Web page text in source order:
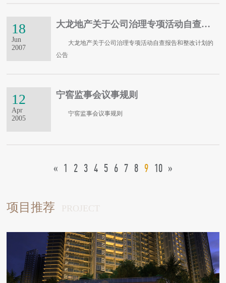
18
Jun
2007
大龙地产关于公司治理专项活动自查报告和整改计划的公告
大龙地产关于公司治理专项活动自查报告和整改计划的
公告
12
Apr
2005
宁窖监事会议事规则
宁窖监事会议事规则
« 1 2 3 4 5 6 7 8 9 10 »
项目推荐 PROJECT